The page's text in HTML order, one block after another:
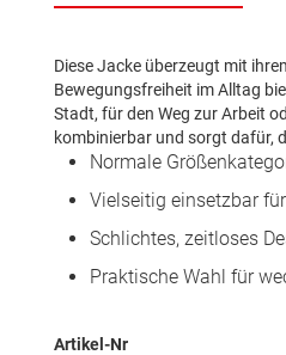
Bildergalerie
Diese Jacke überzeugt mit
Bewegungsfreiheit im Alltag
Stadt, für den Weg zur Arbeit
kombinierbar und sorgt dafür,
Normale
Vielseitig einsetzbar
Schlichtes, zeitloses
Praktische Wahl für
Mehr
Artikel-Nr